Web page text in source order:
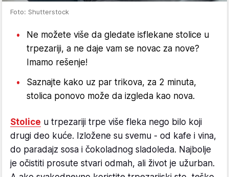
Foto: Shutterstock
Ne možete više da gledate isflekane stolice u
trpezariji, a ne daje vam se novac za nove?
Imamo rešenje!
Saznajte kako uz par trikova, za 2 minuta,
stolica ponovo može da izgleda kao nova.
Stolice u trpezariji trpe više fleka nego bilo koji
drugi deo kuće. Izložene su svemu - od kafe i vina,
do paradajz sosa i čokoladnog sladoleda. Najbolje
je očistiti prosute stvari odmah, ali život je užurban.